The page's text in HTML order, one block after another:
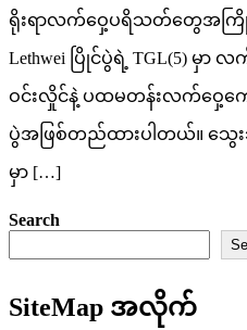
ရိုးရာလက်ဝှေ့ပရိသတ်တွေအကြိုက်
Lethwei ပြိုင်ပွဲရဲ့ TGL(5) မှာ
ဝင်းလှိုင်နဲ့ ပထမတန်းလက်ဝှေ့ကျ
ပွဲအဖြစ်တည်ထားပါတယ်။ သွေး
မှာ […]
Search
SiteMap အလိုက်